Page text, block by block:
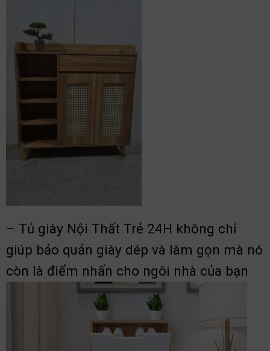
– Tủ giày Nội Thất Trẻ 24H không chỉ
giúp bảo quản giày dép và làm gọn mà nó
còn là điểm nhấn cho ngôi nhà của bạn